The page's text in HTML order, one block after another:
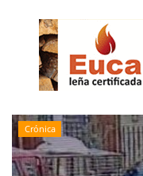
Crónica